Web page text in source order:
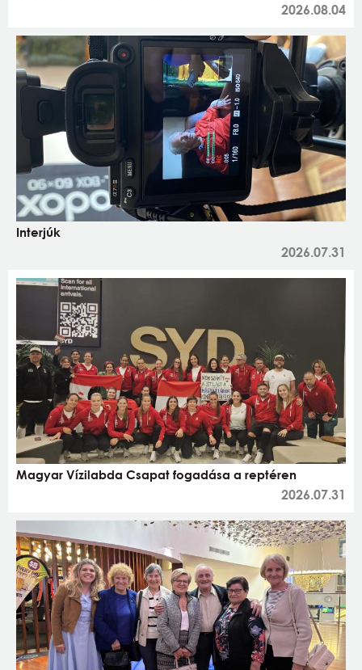
2026.08.04
Interjúk
2026.07.31
Magyar Vízilabda Csapat fogadása a reptéren
2026.07.31